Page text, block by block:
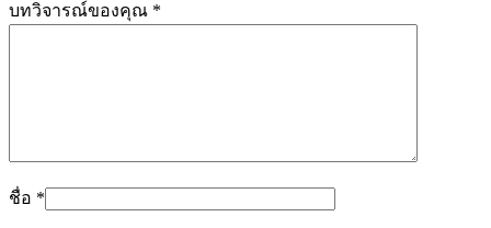
บทวิจารณ์ของคุณ *
ชื่อ *